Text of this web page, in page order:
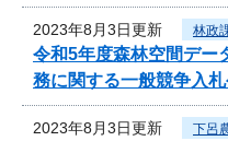
2023年8月3日更新 林政
令和5年度森林空間デー
務に関する一般競争入
2023年8月3日更新 下呂